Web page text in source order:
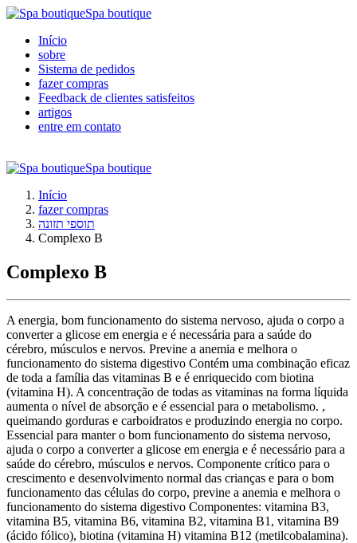
Spa boutique
Início
sobre
Sistema de pedidos
fazer compras
Feedback de clientes satisfeitos
artigos
entre em contato
Spa boutique
Início
fazer compras
תוספי תזונה
Complexo B
Complexo B
A energia, bom funcionamento do sistema nervoso, ajuda o corpo a
converter a glicose em energia e é necessária para a saúde do
cérebro, músculos e nervos. Previne a anemia e melhora o
funcionamento do sistema digestivo Contém uma combinação eficaz
de toda a família das vitaminas B e é enriquecido com biotina
(vitamina H). A concentração de todas as vitaminas na forma líquida
aumenta o nível de absorção e é essencial para o metabolismo. ,
queimando gorduras e carboidratos e produzindo energia no corpo.
Essencial para manter o bom funcionamento do sistema nervoso,
ajuda o corpo a converter a glicose em energia e é necessário para a
saúde do cérebro, músculos e nervos. Componente crítico para o
crescimento e desenvolvimento normal das crianças e para o bom
funcionamento das células do corpo, previne a anemia e melhora o
funcionamento do sistema digestivo Componentes: vitamina B3,
vitamina B5, vitamina B6, vitamina B2, vitamina B1, vitamina B9
(ácido fólico), biotina (vitamina H) vitamina B12 (metilcobalamina).